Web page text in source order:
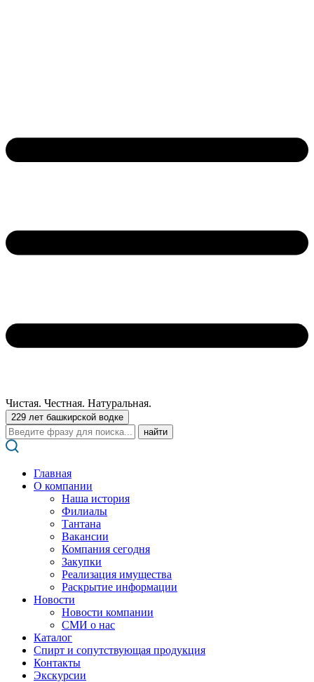
Чистая. Честная. Натуральная.
229 лет башкирской водке
Поиск:
Главная
О компании
Наша история
Филиалы
Тантана
Вакансии
Компания сегодня
Закупки
Реализация имущества
Раскрытие информации
Новости
Новости компании
СМИ о нас
Каталог
Спирт и сопутствующая продукция
Контакты
Экскурсии